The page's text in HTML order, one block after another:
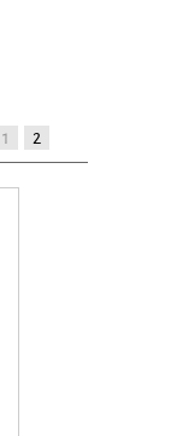
1 2